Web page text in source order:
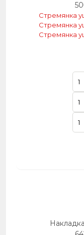
Стремянка
Стремянка
Стремянка